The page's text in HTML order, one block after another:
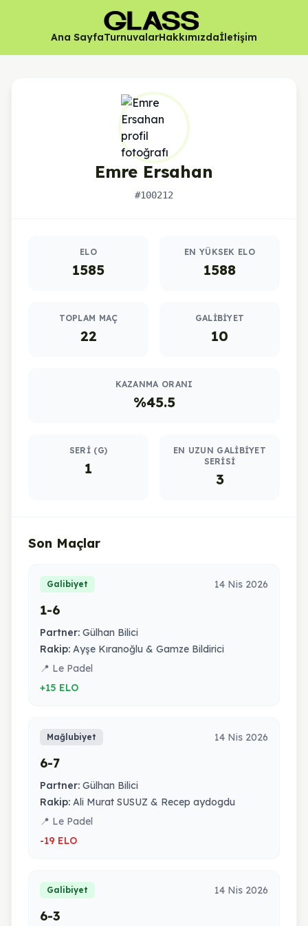
Ana SayfaTurnuvalarHakkımızdaİletişim
Emre Ersahan
#100212
ELO
1585
EN YÜKSEK ELO
1588
TOPLAM MAÇ
22
GALIBIYET
10
KAZANMA ORANI
%45.5
SERI (G)
1
EN UZUN GALIBIYET
SERISI
3
Son Maçlar
Galibiyet 14 Nis 2026
1-6
Partner: Gülhan Bilici
Rakip: Ayşe Kıranoğlu & Gamze Bildirici
📍 Le Padel
+15 ELO
Mağlubiyet 14 Nis 2026
6-7
Partner: Gülhan Bilici
Rakip: Ali Murat SUSUZ & Recep aydogdu
📍 Le Padel
-19 ELO
Galibiyet 14 Nis 2026
6-3